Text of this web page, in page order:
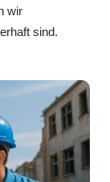
wir
sind.